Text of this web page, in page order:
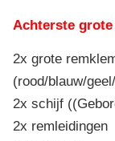
Achterste
2x grote
(rood/blauw/
2x schijf
2x remleidingen